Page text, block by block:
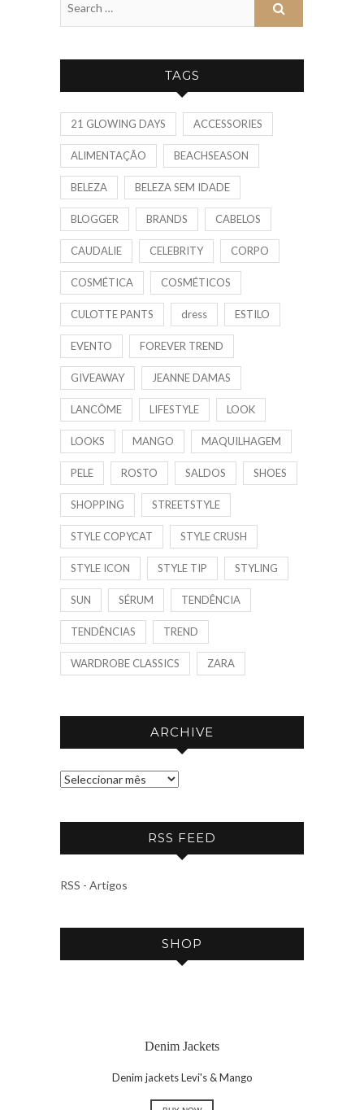
TAGS
21 GLOWING DAYS ACCESSORIES
ALIMENTAÇÃO BEACHSEASON
BELEZA BELEZA SEM IDADE
BLOGGER BRANDS CABELOS
CAUDALIE CELEBRITY CORPO
COSMÉTICA COSMÉTICOS
CULOTTE PANTS dress ESTILO
EVENTO FOREVER TREND
GIVEAWAY JEANNE DAMAS
LANCÔME LIFESTYLE LOOK
LOOKS MANGO MAQUILHAGEM
PELE ROSTO SALDOS SHOES
SHOPPING STREETSTYLE
STYLE COPYCAT STYLE CRUSH
STYLE ICON STYLE TIP STYLING
SUN SÉRUM TENDÊNCIA
TENDÊNCIAS TREND
WARDROBE CLASSICS ZARA
ARCHIVE
A
C
V
RSS FEED
RSS - Artigos
SHOP
Denim Jackets
Denim jackets Levi's & Mango